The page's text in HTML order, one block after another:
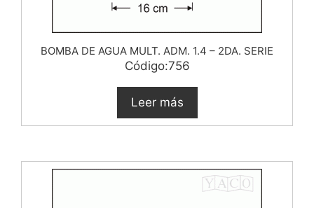
BOMBA DE AGUA MULT. ADM. 1.4 – 2DA. SERIE
Código:756
Leer más